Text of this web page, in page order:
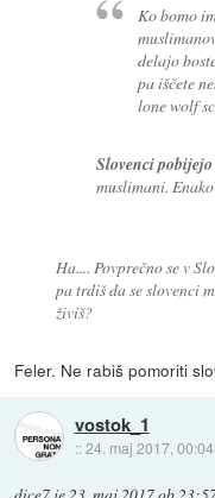
Ko bomo
delajo
pa iščete
lone wolf
Slovenci pobijejo
muslimani.
Ha.... Povprečno se v
pa trdiš da se slovenci
živiš?
Feler. Ne rabiš pomoriti
vostok_1
::24. maj 2017, 00:04